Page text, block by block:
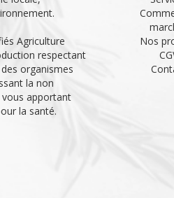
Agriculture
respectant
organismes
la non
apportant
la santé.
Nos